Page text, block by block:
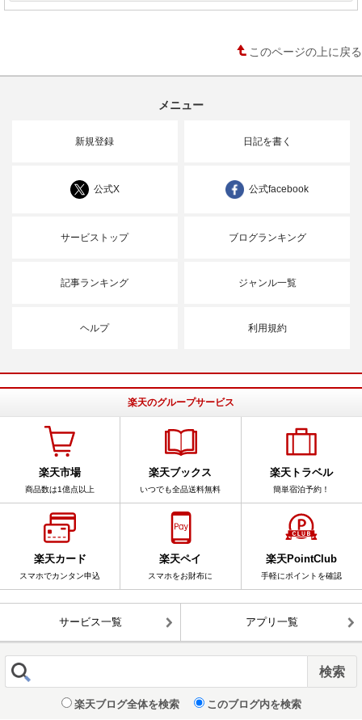
このページの上に戻る
メニュー
新規登録 日記を書く
公式X 公式facebook
サービストップ ブログランキング
記事ランキング ジャンル一覧
ヘルプ 利用規約
楽天のグループサービス
楽天市場
商品数は1億点以上
楽天ブックス
いつでも全品送料無料
楽天トラベル
簡単宿泊予約！
楽天カード
スマホでカンタン申込
楽天ペイ
スマホをお財布に
楽天PointClub
手軽にポイントを確認
サービス一覧 アプリ一覧
楽天ブログ全体を検索 このブログ内を検索